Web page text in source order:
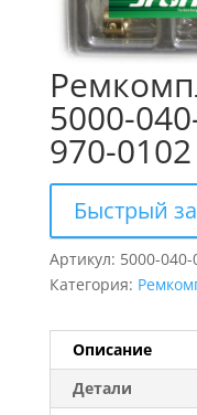
5000-
970-
Быстрый
Артикул: 5000-
Категория:
Описание
Детали